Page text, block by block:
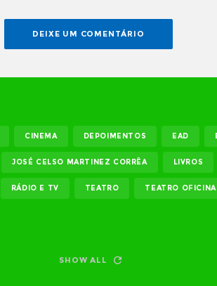
CINEMA DEPOIMENTOS EAD
JOSÉ CELSO MARTINEZ CORRÊA LIVROS
RÁDIO E TV TEATRO TEATRO OFICINA
SHOW ALL